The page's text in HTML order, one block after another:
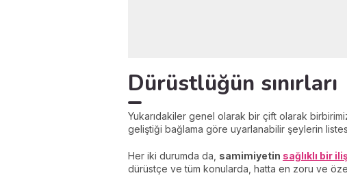
Dürüstlüğün sınırları
Yukarıdakiler genel olarak bir çift olarak
geliştiği bağlama göre uyarlanabilir şeylerin
Her iki durumda da, samimiyetin sağlıklı bir
dürüstçe ve tüm konularda, hatta en zoru ve